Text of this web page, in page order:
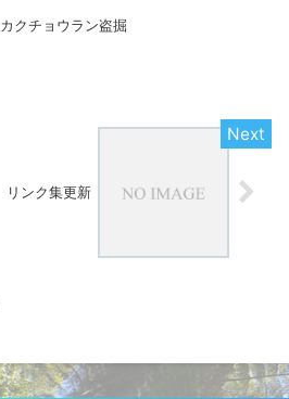
カクチョウラン盗掘
リンク集更新